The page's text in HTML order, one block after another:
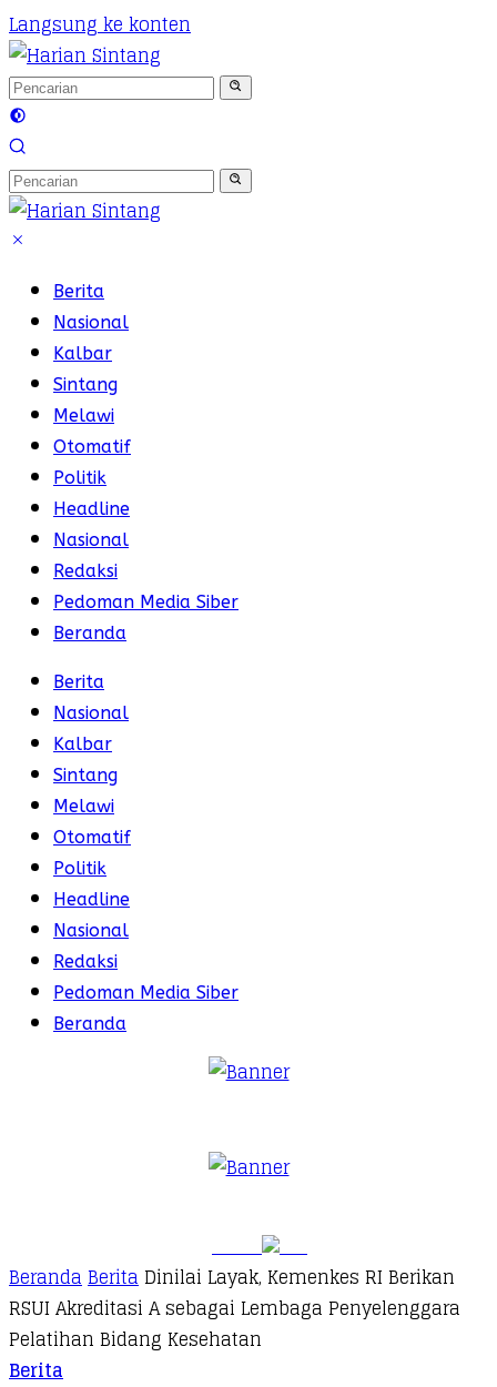
Langsung ke konten
Berita
Nasional
Kalbar
Sintang
Melawi
Otomatif
Politik
Headline
Nasional
Redaksi
Pedoman Media Siber
Beranda
Berita
Nasional
Kalbar
Sintang
Melawi
Otomatif
Politik
Headline
Nasional
Redaksi
Pedoman Media Siber
Beranda
BerandaBeritaDinilai Layak, Kemenkes RI Berikan
RSUI Akreditasi A sebagai Lembaga Penyelenggara
Pelatihan Bidang Kesehatan
Berita